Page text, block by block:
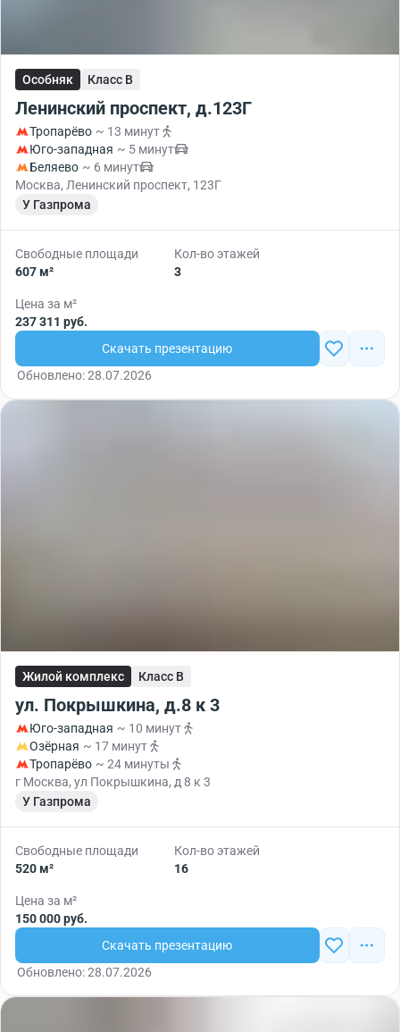
Особняк Класс B
Ленинский проспект, д.123Г
Тропарёво ~ 13 минут
Юго-западная ~ 5 минут
Беляево ~ 6 минут
Москва, Ленинский проспект, 123Г
У Газпрома
Свободные площади
607 м²
Кол-во этажей
3
Цена за м²
237 311 руб.
Скачать презентацию
Обновлено: 28.07.2026
Жилой комплекс Класс B
ул. Покрышкина, д.8 к 3
Юго-западная ~ 10 минут
Озёрная ~ 17 минут
Тропарёво ~ 24 минуты
г Москва, ул Покрышкина, д 8 к 3
У Газпрома
Свободные площади
520 м²
Кол-во этажей
16
Цена за м²
150 000 руб.
Скачать презентацию
Обновлено: 28.07.2026